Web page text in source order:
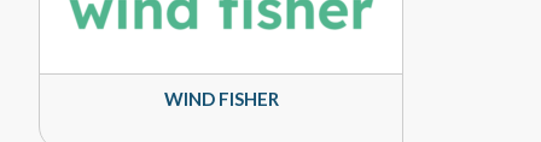
WIND FISHER